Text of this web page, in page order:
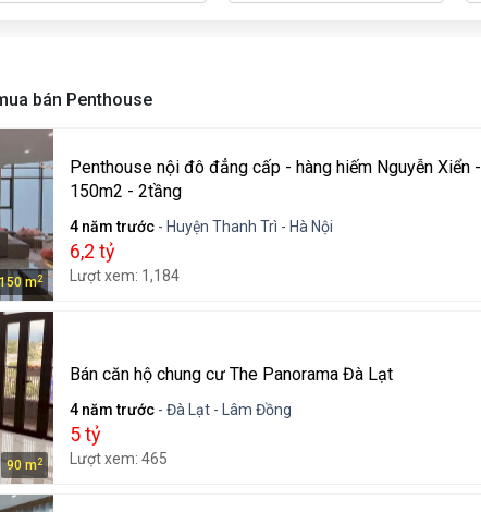
bán Penthouse
150 m2
Penthouse nội đô đẳng cấp - hàng hiếm Nguyễn Xiển -
150m2 - 2tầng
4 năm trước - Huyện Thanh Trì - Hà Nội
6,2 tỷ
Lượt xem: 1,184
90 m 2
Bán căn hộ chung cư The Panorama Đà Lạt
4 năm trước - Đà Lạt - Lâm Đồng
5 tỷ
Lượt xem: 465